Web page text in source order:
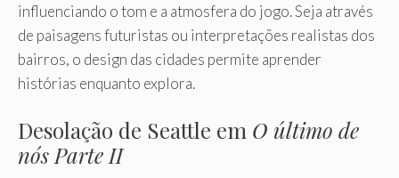
influenciando o tom e a atmosfera do jogo. Seja através
de paisagens futuristas ou interpretações realistas dos
bairros, o design das cidades permite aprender
histórias enquanto explora.
Desolação de Seattle em O último de
nós Parte II